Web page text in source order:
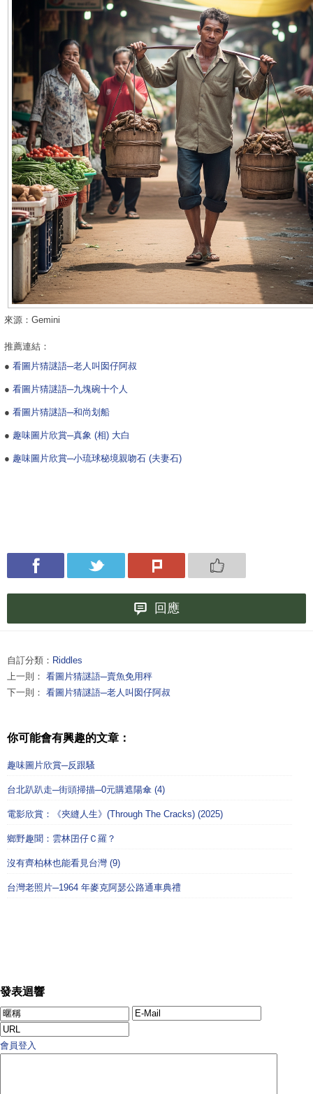
來源：Gemini
推薦連結：
● 看圖片猜謎語─老人叫囡仔阿叔
● 看圖片猜謎語─九塊碗十个人
● 看圖片猜謎語─和尚划船
● 趣味圖片欣賞─真象 (相) 大白
● 趣味圖片欣賞─小琉球秘境親吻石 (夫妻石)
回應
自訂分類： Riddles
上一則： 看圖片猜謎語─賣魚免用秤
下一則： 看圖片猜謎語─老人叫囡仔阿叔
你可能會有興趣的文章：
趣味圖片欣賞─反跟騷
台北趴趴走─街頭掃描─0元購遮陽傘 (4)
電影欣賞：《夾縫人生》(Through The Cracks) (2025)
鄉野趣聞：雲林囝仔Ｃ羅？
沒有齊柏林也能看見台灣 (9)
台灣老照片─1964 年麥克阿瑟公路通車典禮
發表迴響
會員登入